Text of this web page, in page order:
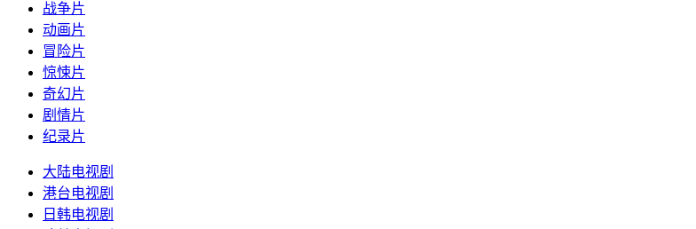
战争片
动画片
冒险片
惊悚片
奇幻片
剧情片
纪录片
大陆电视剧
港台电视剧
日韩电视剧